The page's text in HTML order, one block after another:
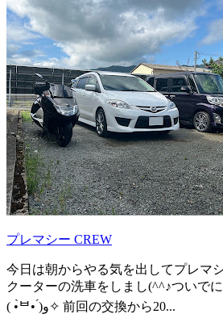
プレマシー CREW
今日は朝からやる気を出してプレマ
クーターの洗車をしまし(^^♪ついで
( •̀ᄇ• ́)ﻭ✧ 前回の交換から20...